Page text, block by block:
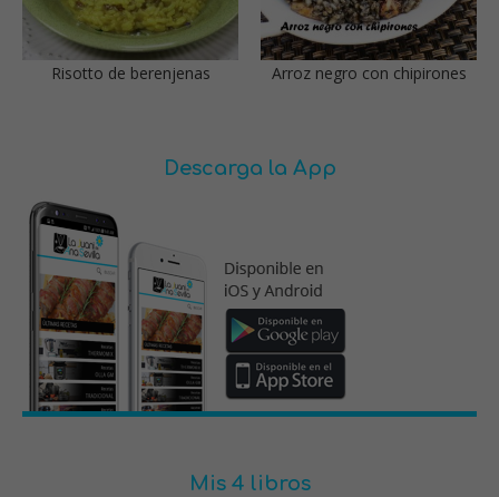
Risotto de berenjenas Arroz negro con chipirones
Descarga la App
Mis 4 libros